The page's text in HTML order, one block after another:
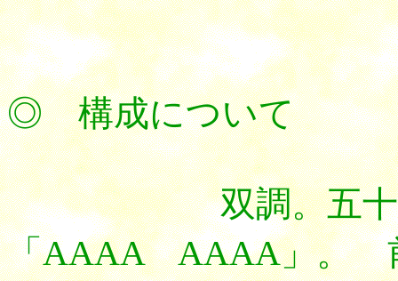
◎ 構成について
双調。五
「AAAA AAAA」。